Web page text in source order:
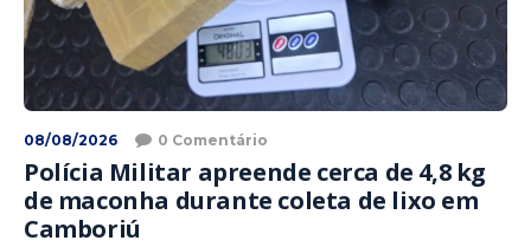
08/08/2026 0 Comentário
Polícia Militar apreende cerca de 4,8 kg
de maconha durante coleta de lixo em
Camboriú